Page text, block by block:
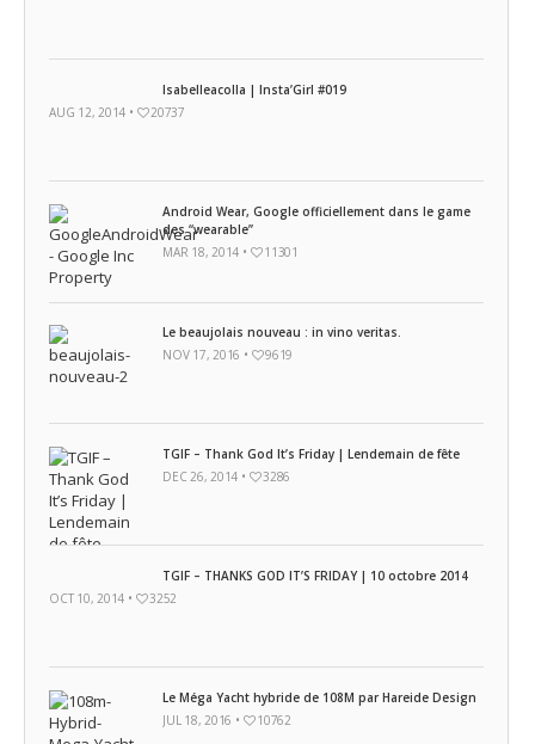
Isabelleacolla | Insta’Girl #019
AUG 12, 2014 •
20737
Android Wear, Google officiellement dans le game
des “wearable”
MAR 18, 2014 •
11301
Le beaujolais nouveau : in vino veritas.
NOV 17, 2016 •
9619
TGIF – Thank God It’s Friday | Lendemain de fête
DEC 26, 2014 •
3286
TGIF – THANKS GOD IT’S FRIDAY | 10 octobre 2014
OCT 10, 2014 •
3252
Le Méga Yacht hybride de 108M par Hareide Design
JUL 18, 2016 •
10762